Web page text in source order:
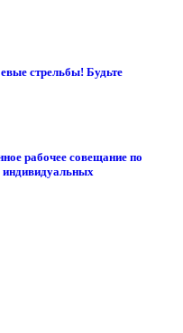
стрельбы! Будьте
рабочее совещание по
индивидуальных